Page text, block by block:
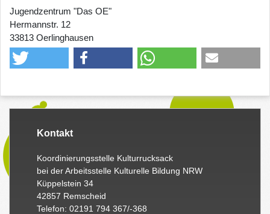
Jugendzentrum "Das OE"
Hermannstr. 12
33813 Oerlinghausen
Kontakt
Koordinierungsstelle Kulturrucksack
bei der Arbeitsstelle Kulturelle Bildung NRW
Küppelstein 34
42857 Remscheid
Telefon: 02191 794 367/-368